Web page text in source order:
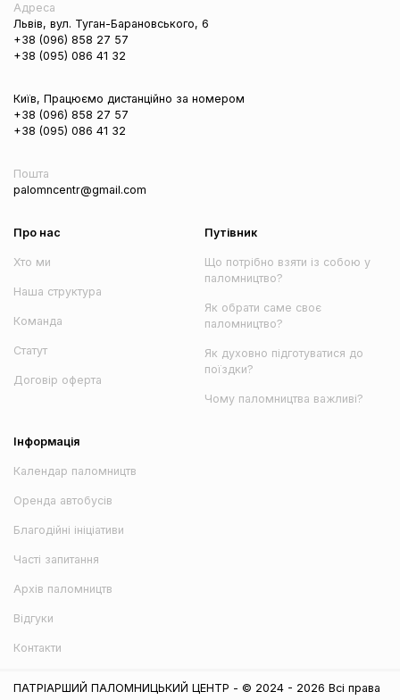
Адреса
Львів, вул. Туган-Барановського, 6
+38 (096) 858 27 57
+38 (095) 086 41 32
Київ, Працюємо дистанційно за номером
+38 (096) 858 27 57
+38 (095) 086 41 32
Пошта
palomncentr@gmail.com
Про нас
Хто ми
Наша структура
Команда
Статут
Договір оферта
Путівник
Що потрібно взяти із собою у
паломництво?
Як обрати саме своє
паломництво?
Як духовно підготуватися до
поїздки?
Чому паломництва важливі?
Інформація
Календар паломництв
Оренда автобусів
Благодійні ініціативи
Часті запитання
Архів паломництв
Відгуки
Контакти
ПАТРІАРШИЙ ПАЛОМНИЦЬКИЙ ЦЕНТР - © 2024 - 2026 Всі права